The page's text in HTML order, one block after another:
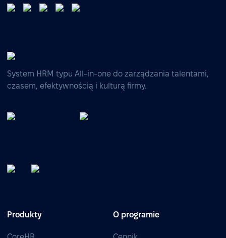
System HRM typu All-in-one do zarządzania talentami,
czasem, efektywnością i kulturą firmy.
Produkty O programie